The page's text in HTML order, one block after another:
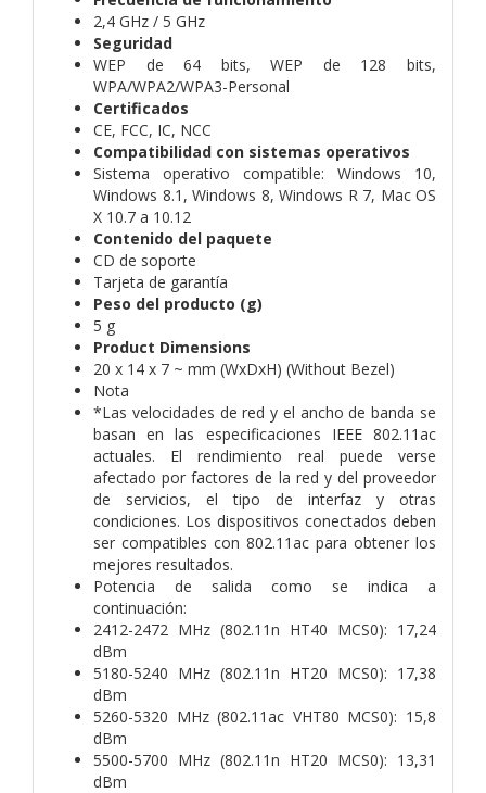
2,4 GHz / 5 GHz
Seguridad
WEP de 64 bits, WEP de 128 bits,
WPA/WPA2/WPA3-Personal
Certificados
CE, FCC, IC, NCC
Compatibilidad con sistemas operativos
Sistema operativo compatible: Windows 10,
Windows 8.1, Windows 8, Windows R 7, Mac OS
X 10.7 a 10.12
Contenido del paquete
CD de soporte
Tarjeta de garantía
Peso del producto (g)
5 g
Product Dimensions
20 x 14 x 7 ~ mm (WxDxH) (Without Bezel)
Nota
*Las velocidades de red y el ancho de banda se
basan en las especificaciones IEEE 802.11ac
actuales. El rendimiento real puede verse
afectado por factores de la red y del proveedor
de servicios, el tipo de interfaz y otras
condiciones. Los dispositivos conectados deben
ser compatibles con 802.11ac para obtener los
mejores resultados.
Potencia de salida como se indica a
continuación:
2412-2472 MHz (802.11n HT40 MCS0): 17,24
dBm
5180-5240 MHz (802.11n HT20 MCS0): 17,38
dBm
5260-5320 MHz (802.11ac VHT80 MCS0): 15,8
dBm
5500-5700 MHz (802.11n HT20 MCS0): 13,31
dBm